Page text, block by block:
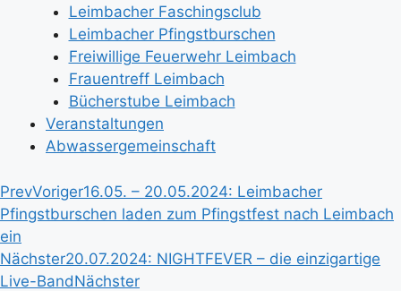
Leimbacher Faschingsclub
Leimbacher Pfingstburschen
Freiwillige Feuerwehr Leimbach
Frauentreff Leimbach
Bücherstube Leimbach
Veranstaltungen
Abwassergemeinschaft
PrevVoriger16.05. – 20.05.2024: Leimbacher
Pfingstburschen laden zum Pfingstfest nach Leimbach
ein
Nächster20.07.2024: NIGHTFEVER – die einzigartige
Live-BandNächster